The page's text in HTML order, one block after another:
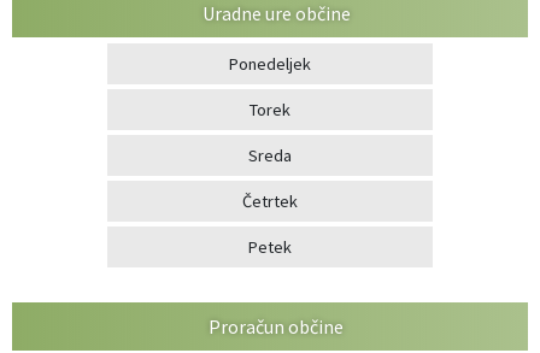
Uradne ure občine
Ponedeljek
Torek
Sreda
Četrtek
Petek
Proračun občine
Služba za krajevne skupnosti